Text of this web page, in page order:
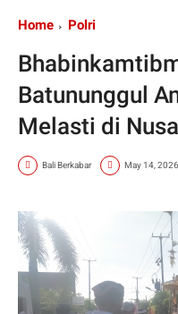
Home Polri
Batununggul
Melasti di
Bali Berkabar May 14, 2026